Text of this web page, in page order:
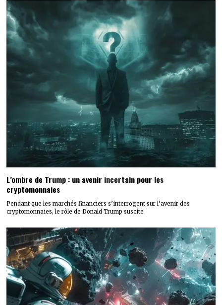
L’ombre de Trump : un avenir incertain pour les
cryptomonnaies
Pendant que les marchés financiers s’interrogent sur l’avenir des
cryptomonnaies, le rôle de Donald Trump suscite